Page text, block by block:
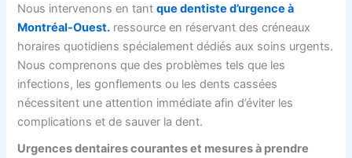
Nous intervenons en tantque dentiste d’urgence à
Montréal-Ouest. ressource en réservant des créneaux
horaires quotidiens spécialement dédiés aux soins urgents.
Nous comprenons que des problèmes tels que les
infections, les gonflements ou les dents cassées
nécessitent une attention immédiate afin d’éviter les
complications et de sauver la dent.
Urgences dentaires courantes et mesures à prendre